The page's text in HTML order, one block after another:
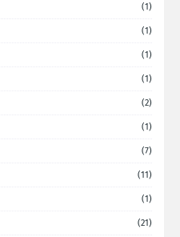
(1)
(1)
(1)
(1)
(2)
(1)
(7)
(11)
(1)
(21)